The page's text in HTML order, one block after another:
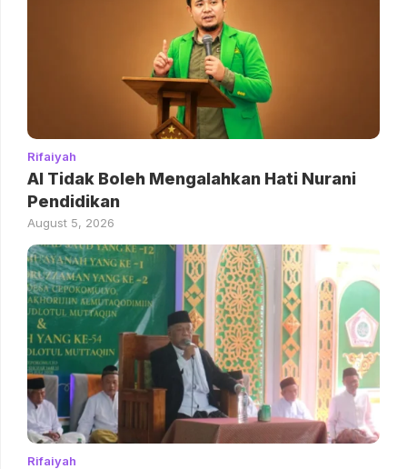
Rifaiyah
AI Tidak Boleh Mengalahkan Hati Nurani
Pendidikan
August 5, 2026
Rifaiyah